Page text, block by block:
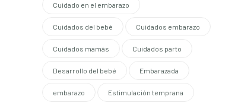
Cuidado en el embarazo
Cuidados del bebé Cuidados embarazo
Cuidados mamás Cuidados parto
Desarrollo del bebé Embarazada
embarazo Estimulación temprana